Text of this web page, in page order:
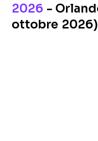
2026 -
ottobre 2026)